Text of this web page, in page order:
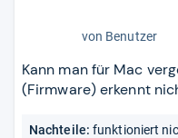
5
Stern
von Benutzer
Kann man für Mac
(Firmware) erkennt
Nachteile: funktioniert